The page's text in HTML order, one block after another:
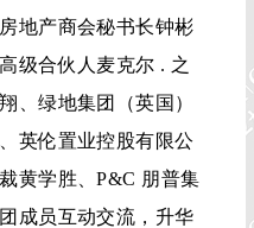
地产商会秘书长钟彬
级合伙人麦克尔 . 之
、绿地集团（英国）
英伦置业控股有限公
黄学胜、P&C 朋普集
成员互动交流，升华